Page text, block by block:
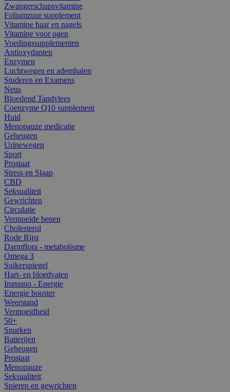
Zwangerschapsvitamine
Foliumzuur supplement
Vitamine haar en nagels
Vitamine voor ogen
Voedingssupplementen
Antioxydanten
Enzymen
Luchtwegen en ademhalen
Studeren en Examens
Neus
Bloedend Tandvlees
Coenzyme Q10 supplement
Huid
Menopauze medicatie
Geheugen
Urinewegen
Sport
Prostaat
Stress en Slaap
CBD
Seksualiteit
Gewrichten
Circulatie
Vermoeide benen
Cholesterol
Rode Rijst
Darmflora - metabolisme
Omega 3
Suikerspiegel
Hart- en bloedvaten
Immuno - Energie
Energie booster
Weerstand
Vermoeidheid
50+
Snurken
Batterijen
Geheugen
Prostaat
Menopauze
Seksualiteit
Spieren en gewrichten